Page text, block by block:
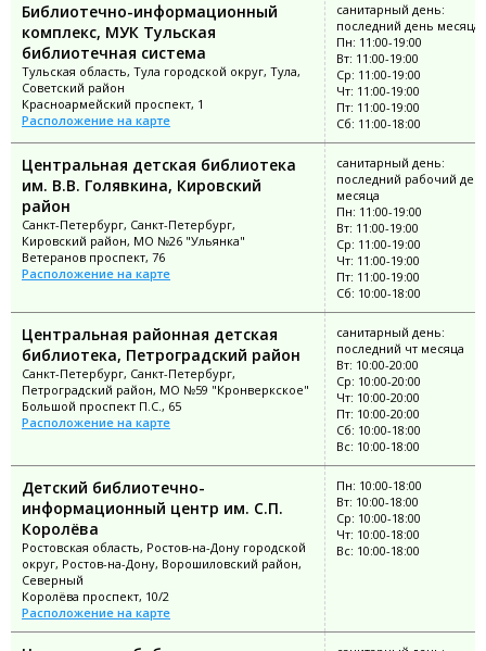
Библиотечно-информационный
комплекс, МУК Тульская
библиотечная система
Тульская область, Тула городской округ, Тула,
Советский район
Красноармейский проспект, 1
Расположение на карте
санитарный день:
последний день месяца
Пн: 11:00-19:00
Вт: 11:00-19:00
Ср: 11:00-19:00
Чт: 11:00-19:00
Пт: 11:00-19:00
Сб: 11:00-18:00
Центральная детская библиотека
им. В.В. Голявкина, Кировский
район
Санкт-Петербург, Санкт-Петербург,
Кировский район, МО №26 "Ульянка"
Ветеранов проспект, 76
Расположение на карте
санитарный день:
последний рабочий
месяца
Пн: 11:00-19:00
Вт: 11:00-19:00
Ср: 11:00-19:00
Чт: 11:00-19:00
Пт: 11:00-19:00
Сб: 10:00-18:00
Центральная районная детская
библиотека, Петроградский район
Санкт-Петербург, Санкт-Петербург,
Петроградский район, МО №59 "Кронверкское"
Большой проспект П.С., 65
Расположение на карте
санитарный день:
последний чт месяца
Вт: 10:00-20:00
Ср: 10:00-20:00
Чт: 10:00-20:00
Пт: 10:00-20:00
Сб: 10:00-18:00
Вс: 10:00-18:00
Детский библиотечно-
информационный центр им. С.П.
Королёва
Ростовская область, Ростов-на-Дону городской
округ, Ростов-на-Дону, Ворошиловский район,
Северный
Королёва проспект, 10/2
Расположение на карте
Пн: 10:00-18:00
Вт: 10:00-18:00
Ср: 10:00-18:00
Чт: 10:00-18:00
Вс: 10:00-18:00